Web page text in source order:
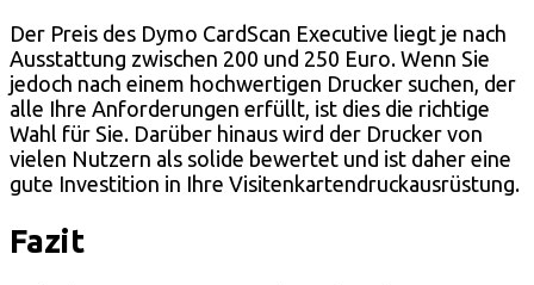
Der Preis des Dymo CardScan Executive liegt je nach
Ausstattung zwischen 200 und 250 Euro. Wenn Sie
jedoch nach einem hochwertigen Drucker suchen, der
alle Ihre Anforderungen erfüllt, ist dies die richtige
Wahl für Sie. Darüber hinaus wird der Drucker von
vielen Nutzern als solide bewertet und ist daher eine
gute Investition in Ihre Visitenkartendruckausrüstung.
Fazit